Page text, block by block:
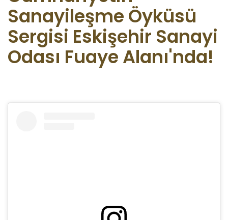
Sanayileşme Öyküsü
Sergisi Eskişehir Sanayi
Odası Fuaye Alanı'nda!